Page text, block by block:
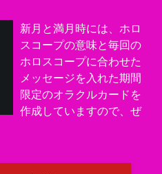
新月と満月時には、ホロ
スコープの意味と毎回の
ホロスコープに合わせた
メッセージを入れた期間
限定のオラクルカードを
作成していますので、ぜ